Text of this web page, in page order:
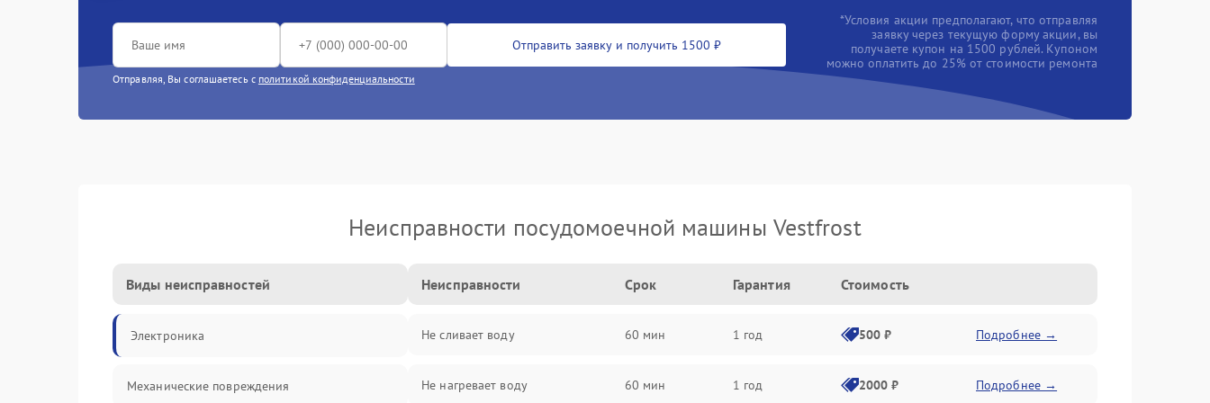
Отправить заявку и получить 1500 ₽
Отправляя, Вы соглашаетесь с политикой конфиденциальности
*Условия акции предполагают, что отправляя
заявку через текущую форму акции, вы
получаете купон на 1500 рублей. Купоном
можно оплатить до 25% от стоимости ремонта
Неисправности посудомоечной машины Vestfrost
Виды неисправностей
Электроника
Механические повреждения
Неисправности Срок Гарантия Стоимость
Не сливает воду 60 мин 1 год 500 ₽ Подробнее →
Не нагревает воду 60 мин 1 год 2000 ₽ Подробнее →